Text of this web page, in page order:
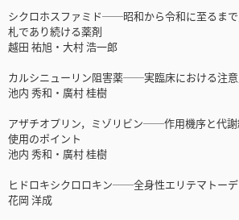
シクロホスファミド──昭和から令和に至るまで
札であり続ける薬剤
越田 祐旭・大村 浩一郎
カルシニューリン阻害薬──実臨床における注
池内 秀和・廣村 桂樹
アザチオプリン，ミゾリビン──作用機序と代
使用のポイント
池内 秀和・廣村 桂樹
ヒドロキシクロロキン──全身性エリテマトー
花岡 洋成